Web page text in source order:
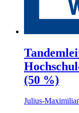
(50 %)
Julius-